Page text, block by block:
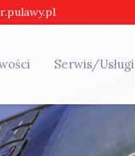
Serwis/Usługi